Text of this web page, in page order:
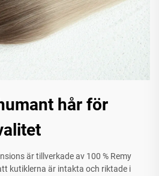
hår för
är tillverkade av 100 % Remy
kutiklerna är intakta och riktade i